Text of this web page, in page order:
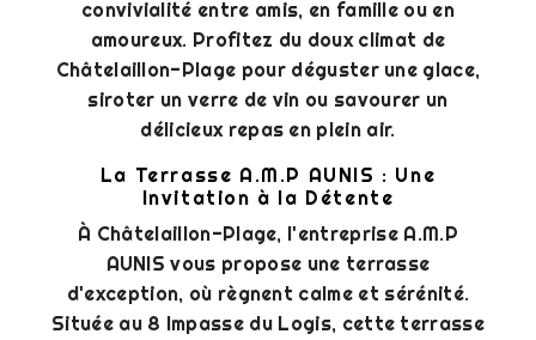
convivialité entre amis, en famille ou en
amoureux. Profitez du doux climat de
Châtelaillon-Plage pour déguster une glace,
siroter un verre de vin ou savourer un
délicieux repas en plein air.
La Terrasse A.M.P AUNIS : Une
Invitation à la Détente
À Châtelaillon-Plage, l'entreprise A.M.P
AUNIS vous propose une terrasse
d'exception, où règnent calme et sérénité.
Située au 8 Impasse du Logis, cette terrasse